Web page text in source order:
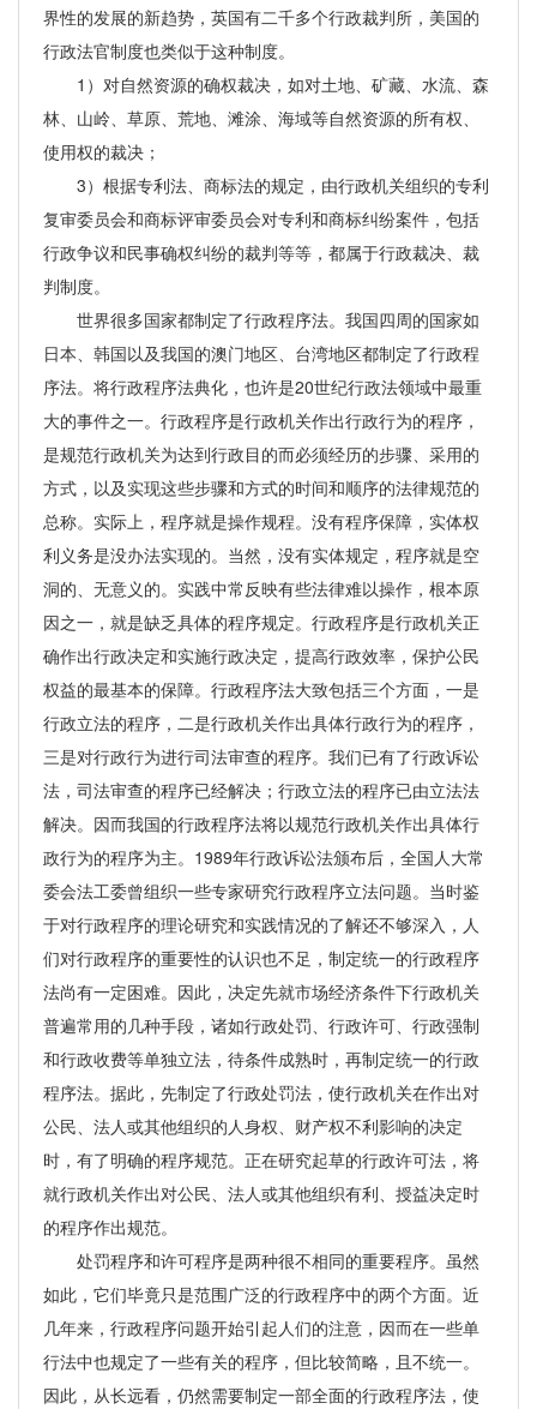
界性的发展的新趋势，英国有二千多个行政裁判所，美国的
行政法官制度也类似于这种制度。
1）对自然资源的确权裁决，如对土地、矿藏、水流、森
林、山岭、草原、荒地、滩涂、海域等自然资源的所有权、
使用权的裁决；
3）根据专利法、商标法的规定，由行政机关组织的专利
复审委员会和商标评审委员会对专利和商标纠纷案件，包括
行政争议和民事确权纠纷的裁判等等，都属于行政裁决、裁
判制度。
世界很多国家都制定了行政程序法。我国四周的国家如
日本、韩国以及我国的澳门地区、台湾地区都制定了行政程
序法。将行政程序法典化，也许是20世纪行政法领域中最重
大的事件之一。行政程序是行政机关作出行政行为的程序，
是规范行政机关为达到行政目的而必须经历的步骤、采用的
方式，以及实现这些步骤和方式的时间和顺序的法律规范的
总称。实际上，程序就是操作规程。没有程序保障，实体权
利义务是没办法实现的。当然，没有实体规定，程序就是空
洞的、无意义的。实践中常反映有些法律难以操作，根本原
因之一，就是缺乏具体的程序规定。行政程序是行政机关正
确作出行政决定和实施行政决定，提高行政效率，保护公民
权益的最基本的保障。行政程序法大致包括三个方面，一是
行政立法的程序，二是行政机关作出具体行政行为的程序，
三是对行政行为进行司法审查的程序。我们已有了行政诉讼
法，司法审查的程序已经解决；行政立法的程序已由立法法
解决。因而我国的行政程序法将以规范行政机关作出具体行
政行为的程序为主。1989年行政诉讼法颁布后，全国人大常
委会法工委曾组织一些专家研究行政程序立法问题。当时鉴
于对行政程序的理论研究和实践情况的了解还不够深入，人
们对行政程序的重要性的认识也不足，制定统一的行政程序
法尚有一定困难。因此，决定先就市场经济条件下行政机关
普遍常用的几种手段，诸如行政处罚、行政许可、行政强制
和行政收费等单独立法，待条件成熟时，再制定统一的行政
程序法。据此，先制定了行政处罚法，使行政机关在作出对
公民、法人或其他组织的人身权、财产权不利影响的决定
时，有了明确的程序规范。正在研究起草的行政许可法，将
就行政机关作出对公民、法人或其他组织有利、授益决定时
的程序作出规范。
处罚程序和许可程序是两种很不相同的重要程序。虽然
如此，它们毕竟只是范围广泛的行政程序中的两个方面。近
几年来，行政程序问题开始引起人们的注意，因而在一些单
行法中也规定了一些有关的程序，但比较简略，且不统一。
因此，从长远看，仍然需要制定一部全面的行政程序法，使